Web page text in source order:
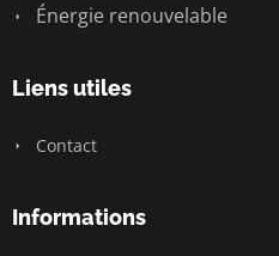
Énergie renouvelable
Liens utiles
Contact
Informations